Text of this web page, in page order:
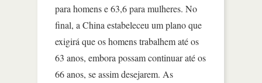
para homens e 63,6 para mulheres. No
final, a China estabeleceu um plano que
exigirá que os homens trabalhem até os
63 anos, embora possam continuar até os
66 anos, se assim desejarem. As